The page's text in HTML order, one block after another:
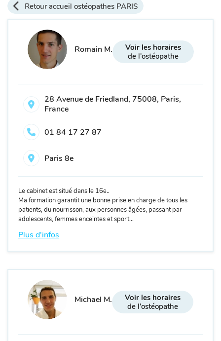
Retour accueil ostéopathes PARIS
Romain M.
Voir les horaires
de l'ostéopathe
28 Avenue de Friedland, 75008, Paris,
France
01 84 17 27 87
Paris 8e
Le cabinet est situé dans le 16e..
Ma formation garantit une bonne prise en charge de tous les
patients, du nourrisson, aux personnes âgées, passant par
adolescents, femmes enceintes et sport...
Plus d'infos
Michael M.
Voir les horaires
de l'ostéopathe